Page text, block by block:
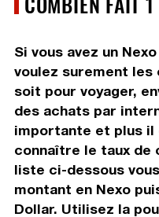
Si vous avez un
voulez surement
soit pour voyager,
des achats par
importante et plus
connaître le taux de
liste ci-dessous
montant en Nexo
Dollar. Utilisez la